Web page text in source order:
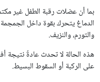
بما أن عضلات رقبة الطفل غير
الدماغ يتحرك بقوة داخل
والتورم، والنزيف.
هذه الحالة لا تحدث عادةً نتيجة
على الركبة أو السقوط البسيط.